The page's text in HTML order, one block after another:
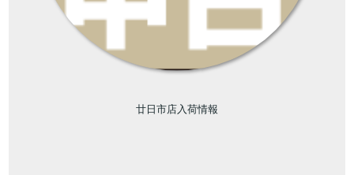
廿日市店入荷情報